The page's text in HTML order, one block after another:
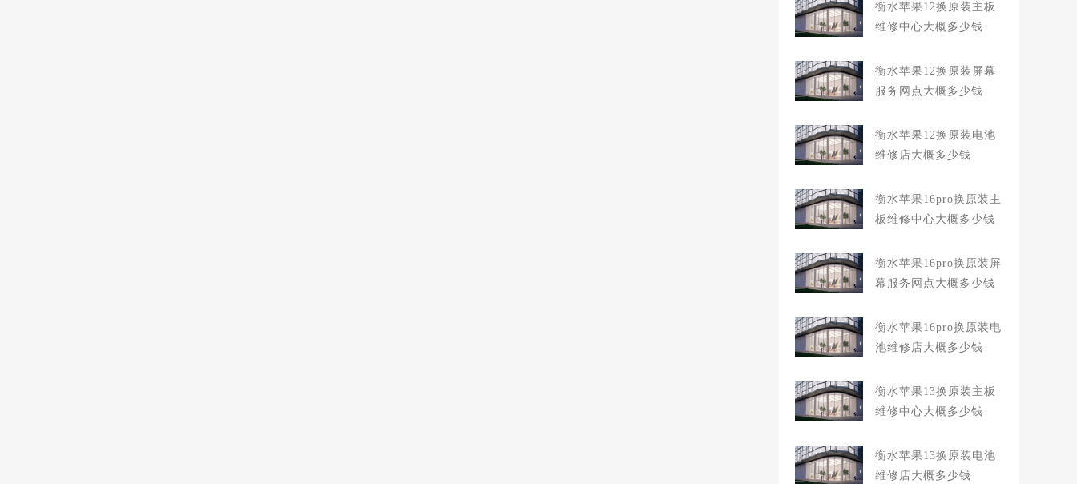
衡水苹果12换原装主板
维修中心大概多少钱
衡水苹果12换原装屏幕
服务网点大概多少钱
衡水苹果12换原装电池
维修店大概多少钱
衡水苹果16pro换原装主
板维修中心大概多少钱
衡水苹果16pro换原装屏
幕服务网点大概多少钱
衡水苹果16pro换原装电
池维修店大概多少钱
衡水苹果13换原装主板
维修中心大概多少钱
衡水苹果13换原装电池
维修店大概多少钱